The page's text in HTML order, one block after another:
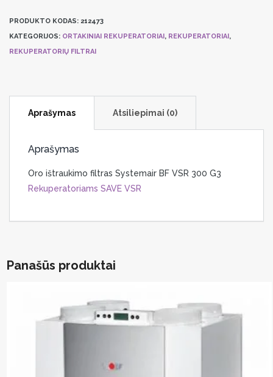
Systemair
BF
VSR
Rekuperatoriams
PRODUKTO KODAS: 212473
KATEGORIJOS: ORTAKINIAI REKUPERATORIAI , REKUPERATORIAI ,
REKUPERATORIŲ FILTRAI
Aprašymas Atsiliepimai (0)
Aprašymas
Oro ištraukimo filtras Systemair BF VSR 300 G3
Rekuperatoriams SAVE VSR
Panašūs produktai